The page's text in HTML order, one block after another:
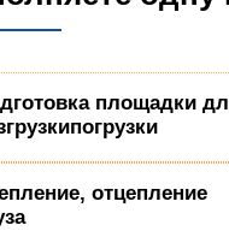
площадки
отцепление